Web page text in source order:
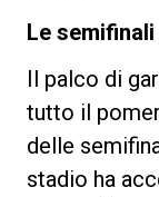
Le
Il palco di
tutto il
delle
stadio ha